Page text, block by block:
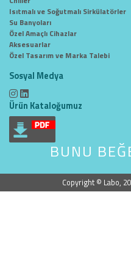
Isıtmalı ve Soğutmalı Sirkülatörler
Su Banyoları
Özel Amaçlı Cihazlar
Aksesuarlar
Özel Tasarım ve Marka Talebi
Sosyal Medya
Ürün Kataloğumuz
BUNU
Copyright © Labo,